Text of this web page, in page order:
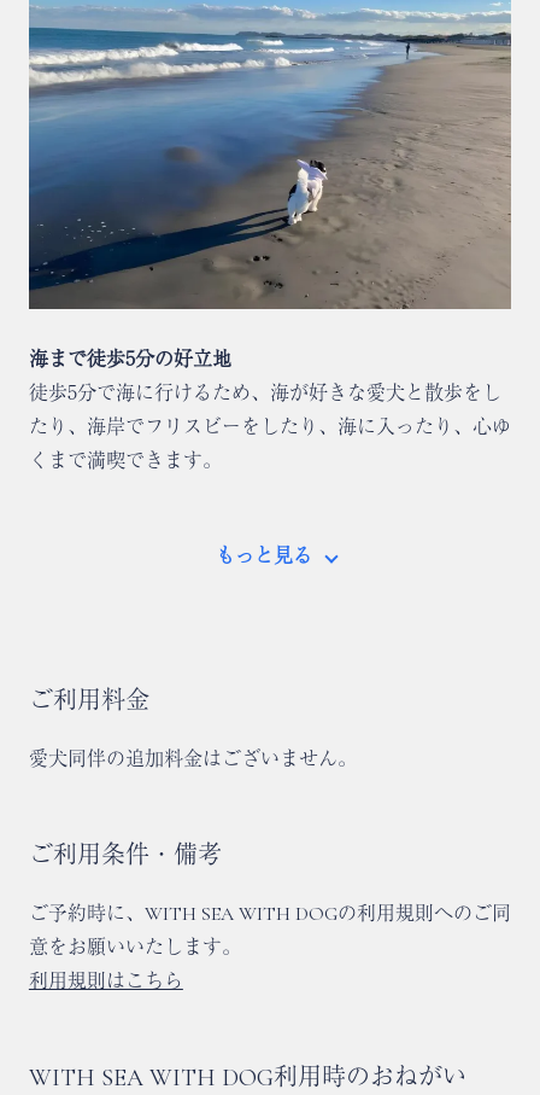
海まで徒歩5分の好立地
徒歩5分で海に行けるため、海が好きな愛犬と散歩をし
たり、海岸でフリスビーをしたり、海に入ったり、心ゆ
くまで満喫できます。
もっと見る
ご利用料金
愛犬同伴の追加料金はございません。
ご利用条件・備考
ご予約時に、WITH SEA WITH DOGの利用規則へのご同
意をお願いいたします。
利用規則はこちら
WITH SEA WITH DOG利用時のおねがい